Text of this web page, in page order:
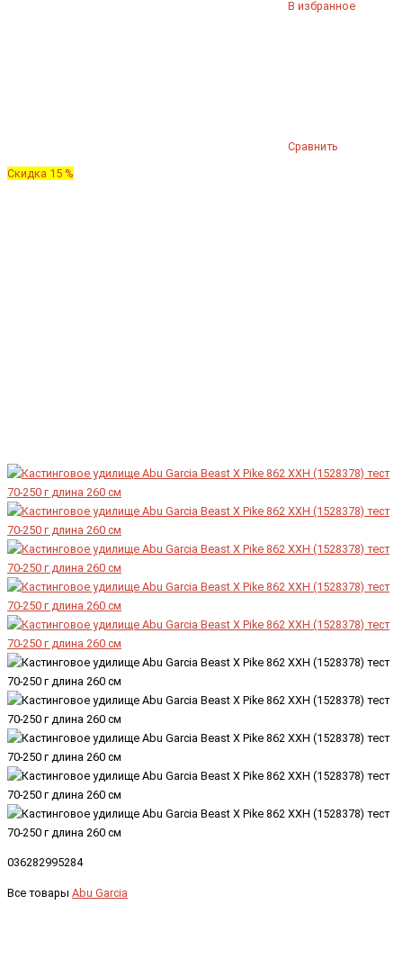
В избранное
Сравнить
Скидка 15 %
036282995284
Все товары Abu Garcia